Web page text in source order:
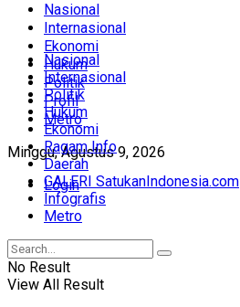
Nasional
Internasional
Ekonomi
Hukum
Politik
Profil
Metro
Minggu, Agustus 9, 2026
Login
Nasional
Internasional
Politik
Hukum
Ekonomi
Ragam Info
Daerah
GALERI SatukanIndonesia.com
Infografis
Metro
No Result
View All Result